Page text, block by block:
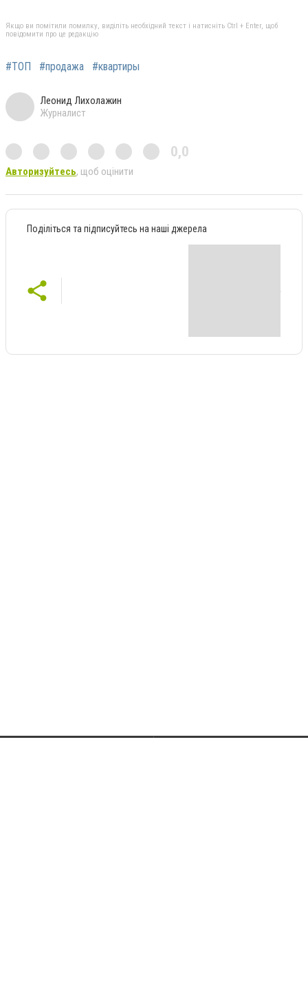
Якщо ви помітили помилку, виділіть необхідний текст і натисніть Ctrl + Enter, щоб
повідомити про це редакцію
#ТОП #продажа #квартиры
Леонид Лихолажин
Журналист
0,0
Авторизуйтесь, щоб оцінити
Поділіться та підписуйтесь на наші джерела